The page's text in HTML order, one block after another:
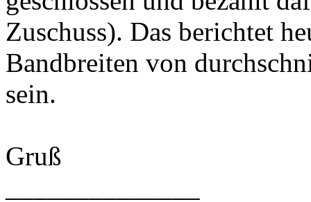
Zuschuss). Das berichtet
Bandbreiten von
sein.
Gruß